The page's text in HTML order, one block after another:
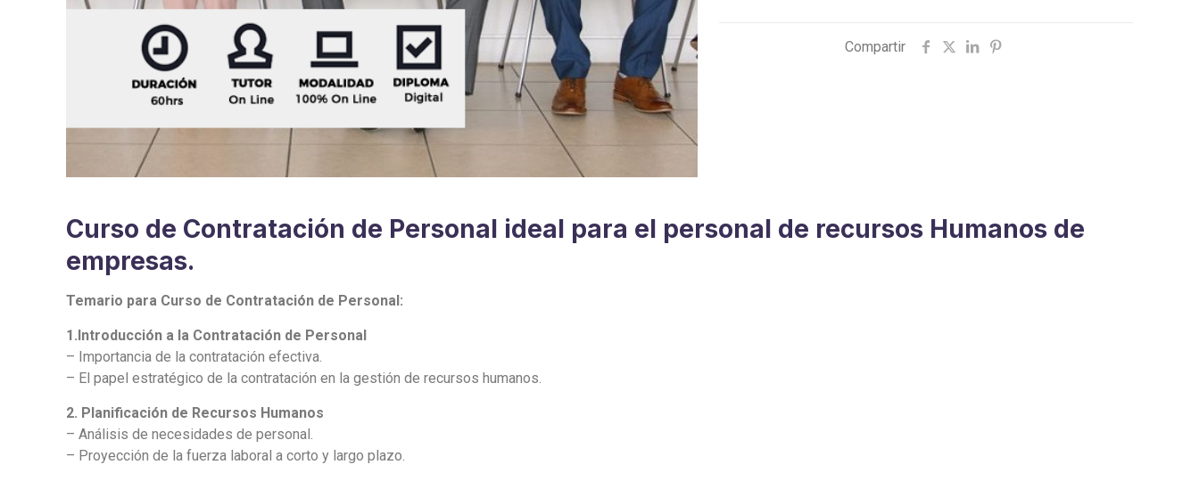
Compartir
Curso de Contratación de Personal ideal para el personal de recursos Humanos de
empresas.
Temario para Curso de Contratación de Personal:
1.Introducción a la Contratación de Personal
– Importancia de la contratación efectiva.
– El papel estratégico de la contratación en la gestión de recursos humanos.
2. Planificación de Recursos Humanos
– Análisis de necesidades de personal.
– Proyección de la fuerza laboral a corto y largo plazo.